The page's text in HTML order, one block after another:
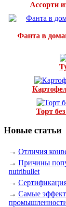
Ассорти
Фанта в
Торт
Новые статьи
→ Отличия
→ Причины
nutribullet
→
→ Самые